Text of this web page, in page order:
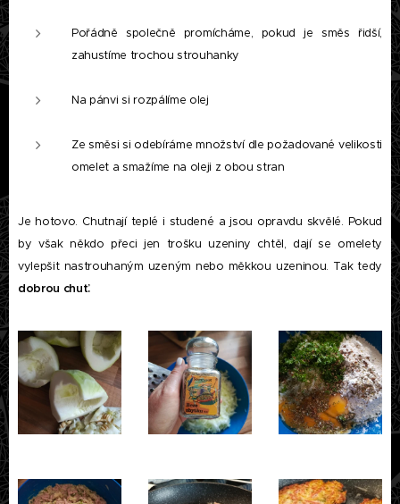
Pořádně společně promícháme, pokud je směs řidší,
zahustíme trochou strouhanky
Na pánvi si rozpálíme olej
Ze směsi si odebíráme množství dle požadované velikosti
omelet a smažíme na oleji z obou stran
Je hotovo. Chutnají teplé i studené a jsou opravdu skvělé. Pokud
by však někdo přeci jen trošku uzeniny chtěl, dají se omelety
vylepšit nastrouhaným uzeným nebo měkkou uzeninou. Tak tedy
dobrou chuť.